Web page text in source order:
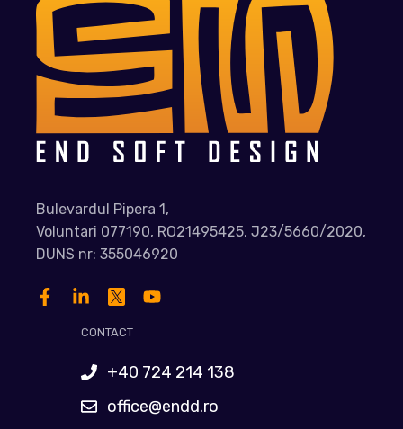
Bulevardul Pipera 1,
Voluntari 077190, RO21495425, J23/5660/2020,
DUNS nr: 355046920
CONTACT
+40 724 214 138
office@endd.ro